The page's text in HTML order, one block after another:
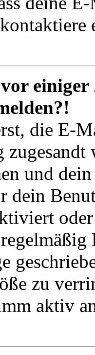
die E-
und
dein
zu
aktiv